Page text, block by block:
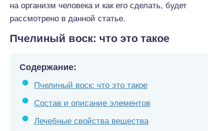
на организм человека и как его сделать, будет
рассмотрено в данной статье.
Пчелиный воск: что это такое
Содержание:
Пчелиный воск: что это такое
Состав и описание элементов
Лечебные свойства вещества